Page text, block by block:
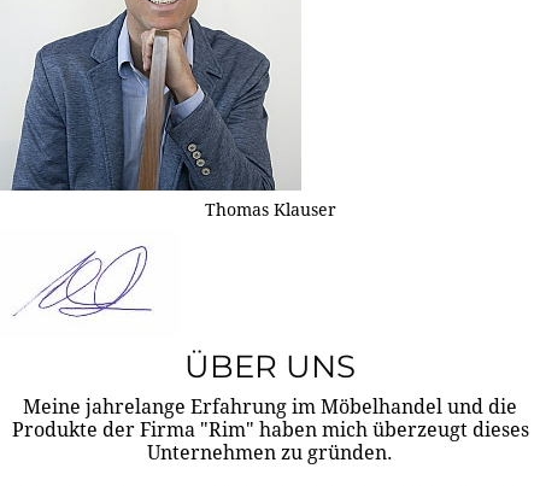
Thomas Klauser
ÜBER UNS
Meine jahrelange Erfahrung im Möbelhandel und die
Produkte der Firma "Rim" haben mich überzeugt dieses
Unternehmen zu gründen.